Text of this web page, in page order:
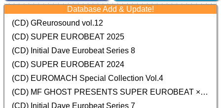
Database Add & Update!
(CD) GReurosound vol.12
(CD) SUPER EUROBEAT 2025
(CD) Initial Dave Eurobeat Series 8
(CD) SUPER EUROBEAT 2024
(CD) EUROMACH Special Collection Vol.4
(CD) MF GHOST PRESENTS SUPER EUROBEAT × ORIGINAL SOUNDTRACK NEW COLLECTION
(CD) Initial Dave Eurobeat Series 7